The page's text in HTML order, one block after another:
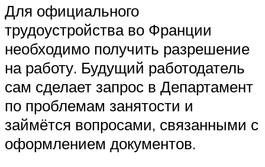
Для официального
трудоустройства во Франции
необходимо получить разрешение
на работу. Будущий работодатель
сам сделает запрос в Департамент
по проблемам занятости и
займётся вопросами, связанными с
оформлением документов.